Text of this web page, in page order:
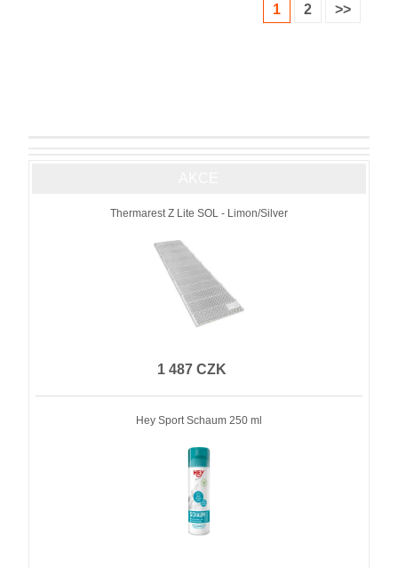
1 2 >>
Thermarest Z Lite SOL - Limon/Silver
1 487 CZK
Hey Sport Schaum 250 ml